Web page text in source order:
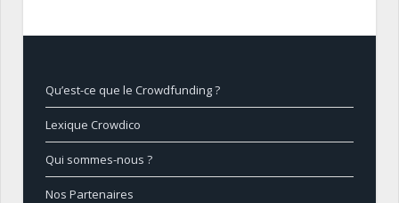
Qu’est-ce que le Crowdfunding ?
Lexique Crowdico
Qui sommes-nous ?
Nos Partenaires